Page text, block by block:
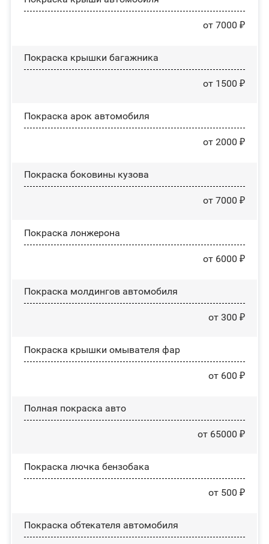
от 7000 ₽
Покраска крышки багажника
от 1500 ₽
Покраска арок автомобиля
от 2000 ₽
Покраска боковины кузова
от 7000 ₽
Покраска лонжерона
от 6000 ₽
Покраска молдингов автомобиля
от 300 ₽
Покраска крышки омывателя фар
от 600 ₽
Полная покраска авто
от 65000 ₽
Покраска лючка бензобака
от 500 ₽
Покраска обтекателя автомобиля